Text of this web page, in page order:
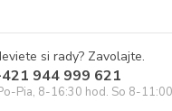
si rady? Zavolajte.
944 999 621
Pia, 8-16:30 hod. So 8-